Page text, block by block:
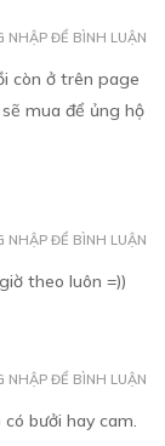
còn ở trên page
mua để ủng hộ
NHẬP ĐỂ BÌNH LUẬN
theo luôn =))
NHẬP ĐỂ BÌNH LUẬN
bưởi hay cam.
NHẬP ĐỂ BÌNH LUẬN